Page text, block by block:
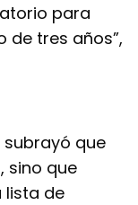
para
de tres años”,
subrayó que
sino que
lista de